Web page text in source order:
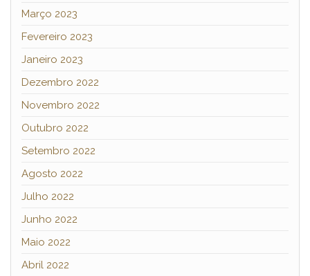
Março 2023
Fevereiro 2023
Janeiro 2023
Dezembro 2022
Novembro 2022
Outubro 2022
Setembro 2022
Agosto 2022
Julho 2022
Junho 2022
Maio 2022
Abril 2022